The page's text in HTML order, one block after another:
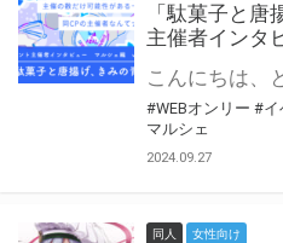
「駄菓子と唐
主催者インタ
#WEBオンリー #イ
マルシェ
2024.09.27
同人 女性向け